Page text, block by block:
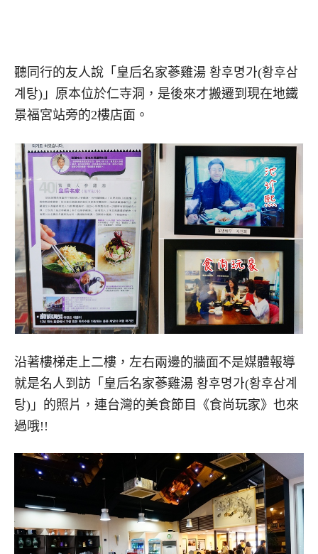
聽同行的友人說「皇后名家蔘雞湯 황후명가(황후삼
계탕)」原本位於仁寺洞，是後來才搬遷到現在地鐵
景福宮站旁的2樓店面。
沿著樓梯走上二樓，左右兩邊的牆面不是媒體報導
就是名人到訪「皇后名家蔘雞湯 황후명가(황후삼계
탕)」的照片，連台灣的美食節目《食尚玩家》也來
過哦!!